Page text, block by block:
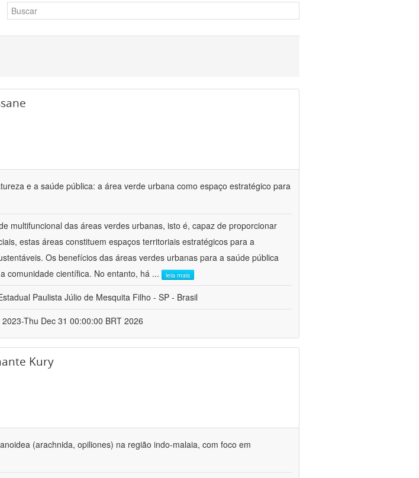
e a saúde pública: a área verde urbana como espaço estratégico para
multifuncional das áreas verdes urbanas, isto é, capaz de proporcionar
estas áreas constituem espaços territoriais estratégicos para a
Os benefícios das áreas verdes urbanas para a saúde pública
comunidade científica. No entanto, há ... leia mais
Paulista Júlio de Mesquita Filho - SP - Brasil
Thu Dec 31 00:00:00 BRT 2026
Kury
(arachnida, opiliones) na região indo-malaia, com foco em